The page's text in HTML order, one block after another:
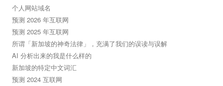
个人网站域名
预测 2026 年互联网
预测 2025 年互联网
所谓「新加坡的神奇法律」，充满了我们的误读与误解
AI 分析出来的我是什么样的
新加坡的特定中文词汇
预测 2024 互联网